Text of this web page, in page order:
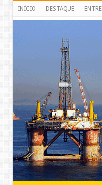
INÍCIO DESTAQUE